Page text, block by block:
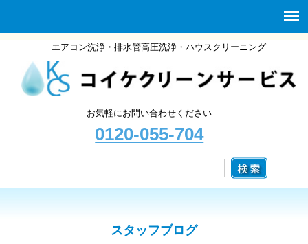
エアコン洗浄・排水管高圧洗浄・ハウスクリーニング
お気軽にお問い合わせください
0120-055-704
スタッフブログ